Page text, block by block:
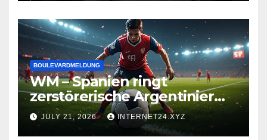
BOULEVARDMELDUNG
WM – Spanien ringt
zerstörerische Argentinier
nieder
JULY 21, 2026 INTERNET24.XYZ